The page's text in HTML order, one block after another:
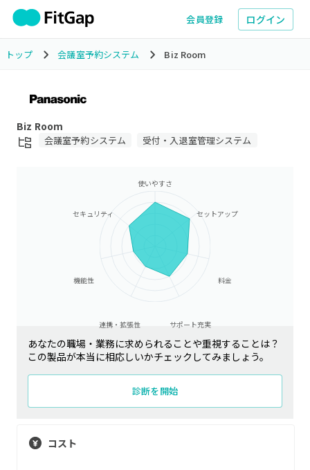
会員登録 ログイン
トップ 会議室予約システム Biz Room
Biz Room
会議室予約システム 受付・入退室管理システム
使いやすさ
セットアップ
料金
サポート充実
連携・拡張性
機能性
セキュリティ
あなたの職場・業務に求められることや重視することは？
この製品が本当に相応しいかチェックしてみましょう。
診断を開始
コスト